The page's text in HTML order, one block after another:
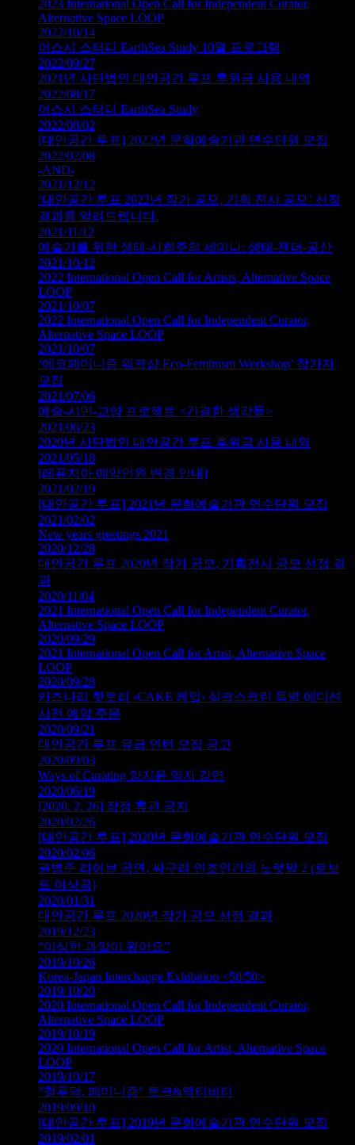
2023 International Open Call for Independent Curator,
Alternative Space LOOP
2022/10/14
어스시 스터디 EarthSea Study 10월 프로그램
2022/09/27
2021년 사단법인 대안공간 루프 후원금 사용 내역
2022/08/17
어스시 스터디 EarthSea Study
2022/08/02
[대안공간 루프] 2022년 문화예술기관 연수단원 모집
2022/02/08
-AND-
2021/12/12
‘대안공간 루프 2022년 작가 공모, 기획 전시 공모’ 선정
결과를 알려드립니다.
2021/11/12
예술가를 위한 생태-사회주의 세미나: 생태-젠더-공산
2021/10/12
2022 International Open Call for Artists, Alternative Space
LOOP
2021/10/07
2022 International Open Call for Independent Curator,
Alternative Space LOOP
2021/10/07
‘에코페미니즘 워크샵 Eco-Feminism Workshop’ 참가자
모집
2021/07/06
예술-시민-교양 프로젝트 <간결한 생각들>
2021/06/23
2020년 사단법인 대안공간 루프 후원금 사용 내역
2021/05/18
[레퓨지아 예약인원 변경 안내]
2021/02/19
[대안공간 루프] 2021년 문화예술기관 연수단원 모집
2021/02/02
New years greetings 2021
2020/12/28
대안공간 루프 2020년 작가 공모, 기획전시 공모 선정 결
과
2020/11/04
2021 International Open Call for Independent Curator,
Alternative Space LOOP
2020/09/29
2021 International Open Call for Artist, Alternative Space
LOOP
2020/09/28
카즈나리 핫토리 ‹CAKE 케잌› 실크스크린 특별 에디션
사전 예약 주문
2020/09/21
대안공간 루프 유급 인턴 모집 공고
2020/09/03
Ways of Curating 양지윤 역자 강연
2020/06/19
[2020. 2. 26] 잠정 휴관 공지
2020/02/26
[대안공간 루프] 2020년 문화예술기관 연수단원 모집
2020/02/06
권병준 라이브 공연, 싸구려 인조인간의 노랫말 2 (로보
트 야상곡)
2020/01/31
대안공간 루프 2020년 작가 공모 선정 결과
2019/12/23
“이상한 과일이 왔어요”
2019/10/26
Korea-Japan Interchange Exhibition <50/50>
2019/10/20
2020 International Open Call for Independent Curator,
Alternative Space LOOP
2019/10/19
2020 International Open Call for Artist, Alternative Space
LOOP
2019/10/17
"철푸덕, 페미니즘" 토크&액티비티
2019/09/10
[대안공간 루프] 2019년 문화예술기관 연수단원 모집
2019/02/01